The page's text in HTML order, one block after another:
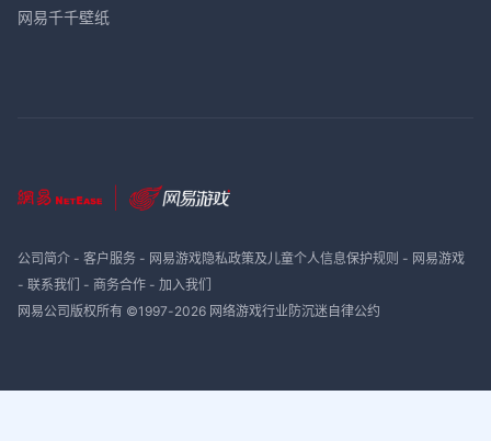
网易千千壁纸
公司简介- 客户服务- 网易游戏隐私政策及儿童个人信息保护规则 - 网易游戏
- 联系我们 - 商务合作- 加入我们
网易公司版权所有 ©1997-2026 网络游戏行业防沉迷自律公约